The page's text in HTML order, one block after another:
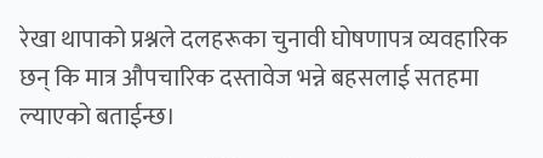
रेखा थापाको प्रश्नले दलहरूका चुनावी घोषणापत्र व्यवहारिक
छन् कि मात्र औपचारिक दस्तावेज भन्ने बहसलाई सतहमा
ल्याएको बताईन्छ।